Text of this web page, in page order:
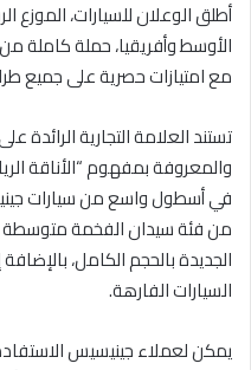
ن
ي
ا
أطلق الوعلان للسيارات،
الأوسط وأفريقيا، حملة كاملة
مع امتيازات حصرية على جميع
تستند العلامة التجارية الرائدة
والمعروفة بمفهوم “الأناقة
في أسطول واسع من سيارات
من فئة سيدان الفخمة متوسطة
الجديدة بالحجم الكامل، بالإضافة
السيارات الفارهة.
يمكن لعملاء جينيسيس